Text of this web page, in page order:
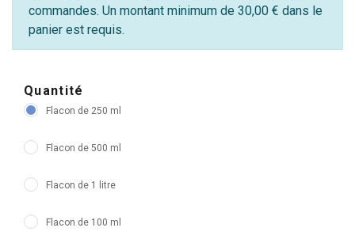
commandes. Un montant minimum de 30,00 € dans le
panier est requis.
Quantité
Flacon de 250 ml
Flacon de 500 ml
Flacon de 1 litre
Flacon de 100 ml